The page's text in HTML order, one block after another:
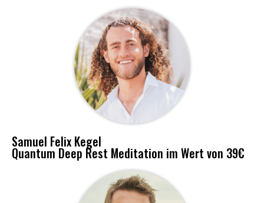
Samuel Felix Kegel
Quantum Deep Rest Meditation im Wert von 39€